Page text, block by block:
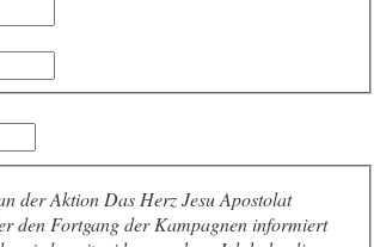
der Aktion Das Herz Jesu Apostolat
den Fortgang der Kampagnen informiert